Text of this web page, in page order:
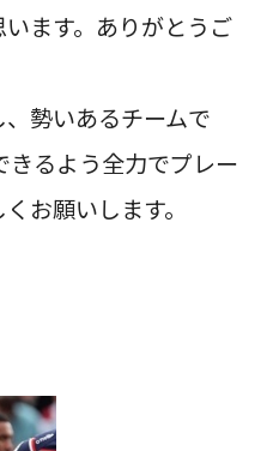
ます。ありがとうご
勢いあるチームで
るよう全力でプレー
お願いします。